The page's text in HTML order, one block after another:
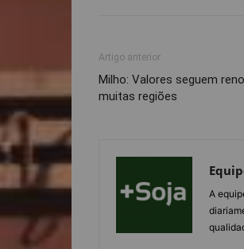
Artigo anterior
Milho: Valores seguem
muitas regiões
A